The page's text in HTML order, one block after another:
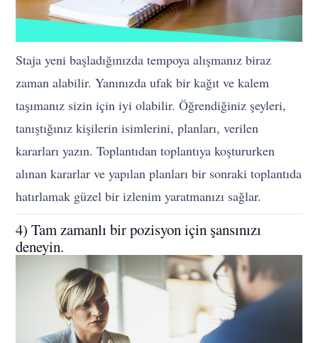
Staja yeni başladığınızda tempoya alışmanız biraz
zaman alabilir. Yanınızda ufak bir kağıt ve kalem
taşımanız sizin için iyi olabilir. Öğrendiğiniz şeyleri,
tanıştığınız kişilerin isimlerini, planları, verilen
kararları yazın. Toplantıdan toplantıya koştururken
alınan kararlar ve yapılan planları bir sonraki toplantıda
hatırlamak güzel bir izlenim yaratmanızı sağlar.
4) Tam zamanlı bir pozisyon için şansınızı
deneyin.